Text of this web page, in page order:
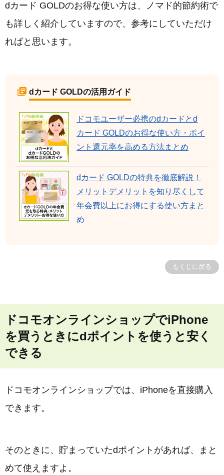
dカード GOLDのお得な使い方は、ノマド的節約術で
も詳しく紹介していますので、参考にしていただけ
ればと思います。
dカード GOLDの活用ガイド
ドコモユーザー必携のdカードとd
カード GOLDのお得な使い方・ポイ
ント還元率を高める方法まとめ
dカード GOLDの特典を徹底解説！
メリットデメリットを知り尽くして
年会費以上にお得にする使い方まと
め
もくじに戻る
ドコモオンラインショップでiPhone
を買うときにdポイントを使うと安く
できる
ドコモオンラインショップでは、iPhoneを直接購入
できます。
そのときに、貯まっていたdポイントがあれば、まと
めて使えますよ。